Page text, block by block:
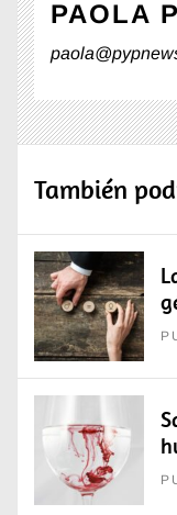
PAOLA
También